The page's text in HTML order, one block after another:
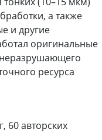
а также
и другие
оригинальные
ресурса
60 авторских